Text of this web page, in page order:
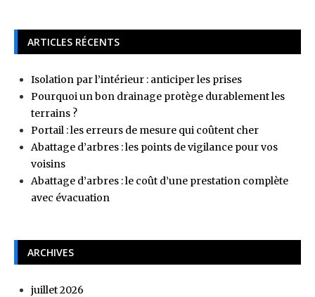
ARTICLES RÉCENTS
Isolation par l’intérieur : anticiper les prises
Pourquoi un bon drainage protège durablement les
terrains ?
Portail : les erreurs de mesure qui coûtent cher
Abattage d’arbres : les points de vigilance pour vos
voisins
Abattage d’arbres : le coût d’une prestation complète
avec évacuation
ARCHIVES
juillet 2026